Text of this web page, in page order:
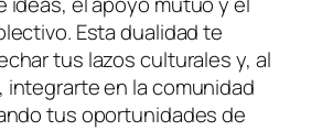
Esta dualidad te
tus lazos culturales y, al
integrarte en la comunidad
tus oportunidades de